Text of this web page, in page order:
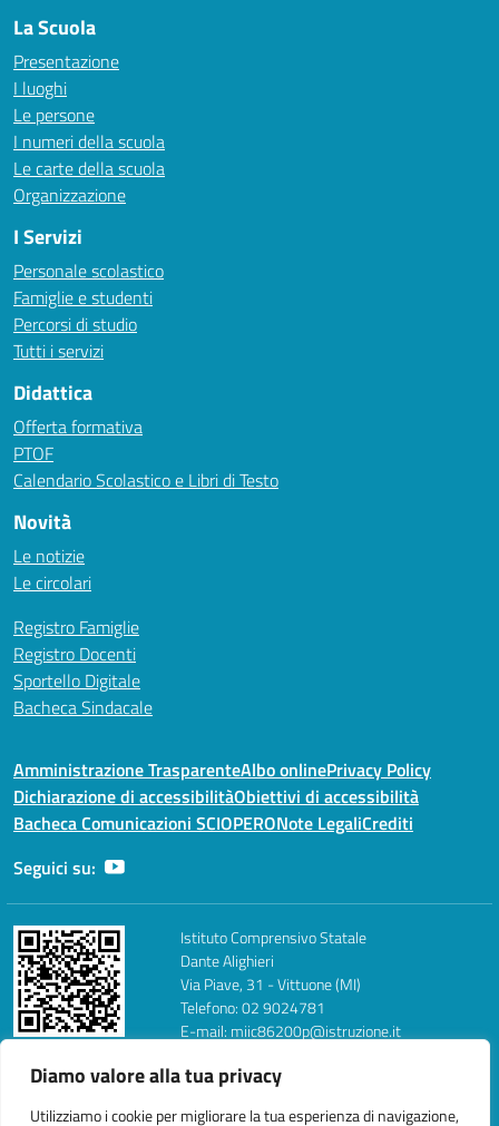
Diamo valore alla tua privacy
Utilizziamo i cookie per migliorare la tua esperienza di navigazione,
La Scuola
Presentazione
I luoghi
Le persone
I numeri della scuola
Le carte della scuola
Organizzazione
I Servizi
Personale scolastico
Famiglie e studenti
Percorsi di studio
Tutti i servizi
Didattica
Offerta formativa
PTOF
Calendario Scolastico e Libri di Testo
Novità
Le notizie
Le circolari
Registro Famiglie
Registro Docenti
Sportello Digitale
Bacheca Sindacale
Amministrazione TrasparenteAlbo onlinePrivacy Policy
Dichiarazione di accessibilitàObiettivi di accessibilità
Bacheca Comunicazioni SCIOPERONote LegaliCrediti
Seguici su:
Istituto Comprensivo Statale
Dante Alighieri
Via Piave, 31 - Vittuone (MI)
Telefono: 02 9024781
E-mail: miic86200p@istruzione.it
FAX: 0290260354